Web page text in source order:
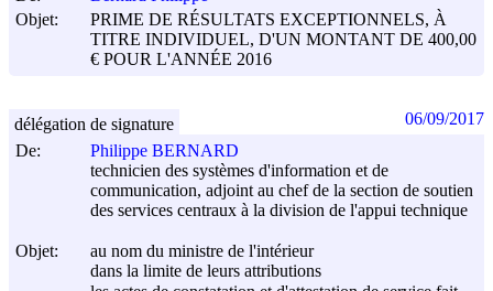
Objet:
PRIME DE RÉSULTATS EXCEPTIONNELS, À
TITRE INDIVIDUEL, D'UN MONTANT DE 400,00
€ POUR L'ANNÉE 2016
De:
Philippe BERNARD
technicien des systèmes d'information et de
communication, adjoint au chef de la section de soutien
des services centraux à la division de l'appui technique
Objet:
au nom du ministre de l'intérieur
dans la limite de leurs attributions
délégation de signature 06/09/2017